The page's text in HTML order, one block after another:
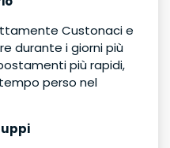
Custonaci e
durante i giorni più
più rapidi,
perso nel